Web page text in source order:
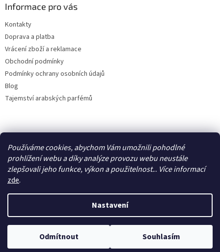
Používáme cookies, abychom Vám umožnili pohodlné
prohlížení webu a díky analýze provozu webu neustále
zlepšovali jeho funkce, výkon a použitelnost... Víceinformací
zde.
Nastavení
Odmítnout Souhlasím
Informace pro vás
Kontakty
Doprava a platba
Vrácení zboží a reklamace
Obchodní podmínky
Podmínky ochrany osobních údajů
Blog
Tajemství arabských parfémů
Facebook
Copyright 2026IdealParfém. Všechna práva vyhrazena.Upravit